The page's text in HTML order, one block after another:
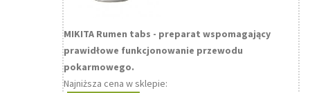
MIKITA Rumen tabs - preparat wspomagający
prawidłowe funkcjonowanie przewodu
pokarmowego.
Najniższa cena w sklepie: